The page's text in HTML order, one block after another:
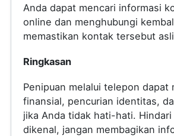
Anda dapat mencari informasi
online dan menghubungi
memastikan kontak tersebut
Ringkasan
Penipuan melalui telepon dapat
finansial, pencurian identitas,
jika Anda tidak hati-hati.
dikenal, jangan membagikan